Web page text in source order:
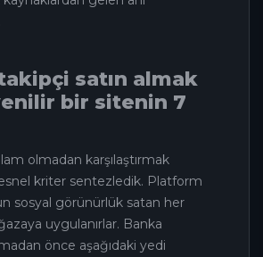
satın almak
bir sitenin 7
olmadan karşılaştırmak
kriter sentezledik. Platform
sosyal görünürlük satan her
uygulanırlar. Banka
önce aşağıdaki yedi